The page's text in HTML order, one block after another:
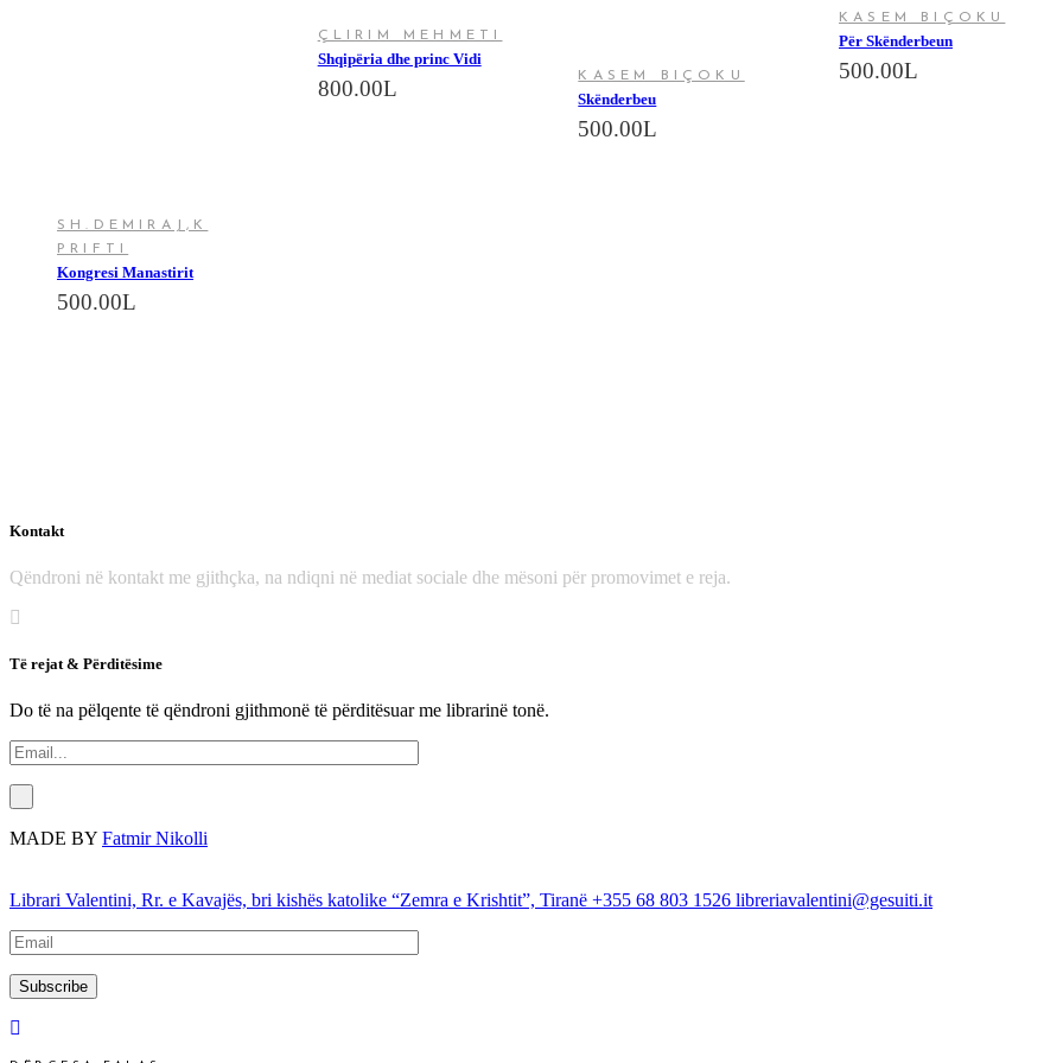
SH.DEMIRAJ,K
PRIFTI
Kongresi Manastirit
500.00L
ÇLIRIM MEHMETI
Shqipëria dhe princ Vidi
800.00L KASEM BIÇOKU
Skënderbeu
500.00L
KASEM BIÇOKU
Për Skënderbeun
500.00L
Kontakt
Qëndroni në kontakt me gjithçka, na ndiqni në mediat sociale dhe mësoni për promovimet e reja.
Të rejat & Përditësime
Do të na pëlqente të qëndroni gjithmonë të përditësuar me librarinë tonë.
MADE BY Fatmir Nikolli
Librari Valentini, Rr. e Kavajës, bri kishës katolike “Zemra e Krishtit”, Tiranë +355 68 803 1526 libreriavalentini@gesuiti.it
Subscribe